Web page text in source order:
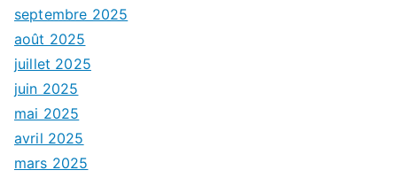
septembre 2025
août 2025
juillet 2025
juin 2025
mai 2025
avril 2025
mars 2025